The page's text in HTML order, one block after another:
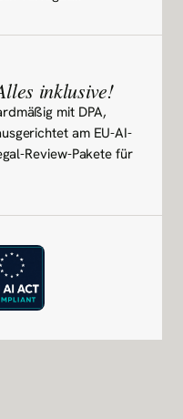
inklusive!
mit DPA,
am EU-AI-
Review-Pakete für